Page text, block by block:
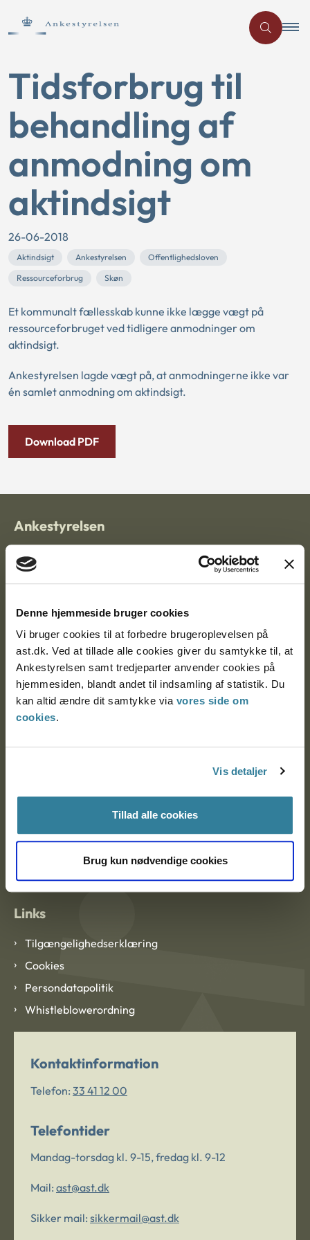
Denne hjemmeside bruger cookies
Vi bruger cookies til at forbedre brugeroplevelsen på
ast.dk. Ved at tillade alle cookies giver du samtykke til, at
Ankestyrelsen samt tredjeparter anvender cookies på
hjemmesiden, blandt andet til indsamling af statistik. Du
kan altid ændre dit samtykke via vores side om
cookies.
Vis detaljer
Tillad alle cookies
Brug kun nødvendige cookies
Tidsforbrug til
behandling af
anmodning om
aktindsigt
26-06-2018
Aktindsigt Ankestyrelsen
Offentlighedsloven
Ressourceforbrug
Skøn
Et kommunalt fællesskab kunne ikke lægge vægt på
ressourceforbruget ved tidligere anmodninger om
aktindsigt.
Ankestyrelsen lagde vægt på, at anmodningerne ikke var
én samlet anmodning om aktindsigt.
Download PDF
Ankestyrelsen
Postadresse:
Nytorv 7, 2. sal
Ankestyrelsen Aalborg
Ankestyrelsen København
EAN: 57 98 000 35 48 21
Om Ankestyrelsen
Blanketter og kontaktformularer
Links
Tilgængelighedserklæring
Cookies
Persondatapolitik
Whistleblowerordning
Kontaktinformation
Telefon: 33 41 12 00
Telefontider
Mandag-torsdag kl. 9-15, fredag kl. 9-12
Mail: ast@ast.dk
Sikker mail: sikkermail@ast.dk